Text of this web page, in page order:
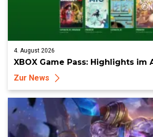
4. August 2026
XBOX Game Pass: Highlights im
Zur News